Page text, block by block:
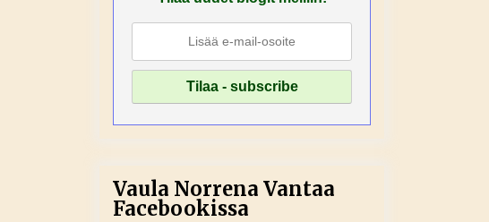
Vaula Norrena Vantaa
Facebookissa